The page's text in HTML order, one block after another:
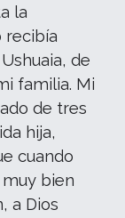
la
recibía
de
familia. Mi
de tres
hija,
cuando
bien
a Dios